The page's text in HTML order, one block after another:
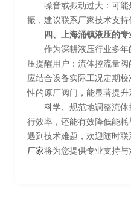
噪音或振动过大：可
振，建议联系厂家技术支持
四、上海涌镇液压的专
作为深耕液压行业多
压提醒用户：流体控流量
应结合设备实际工况定期
性的原厂阀门，能显著提升
科学、规范地调整流
行效率，还能有效降低能
遇到技术难题，欢迎随时
厂家将为您提供专业支持与